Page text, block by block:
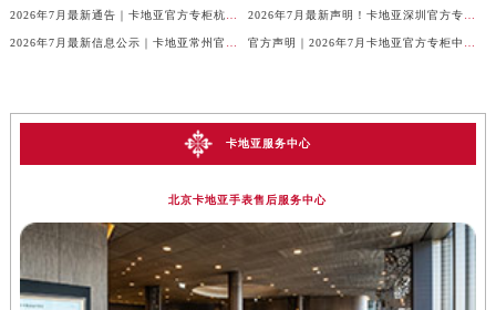
卡地亚服务中心
北京卡地亚手表售后服务中心